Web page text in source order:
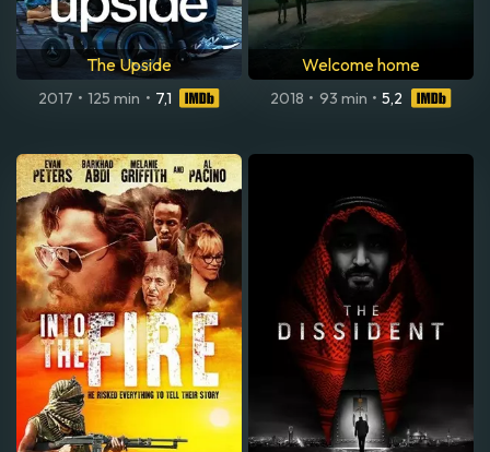
The Upside
2017 • 125 min • 7,1
Welcome home
2018 • 93 min • 5,2